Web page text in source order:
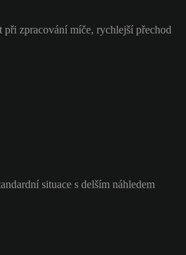
při zpracování míče, rychlejší přechod
situace s delším náhledem